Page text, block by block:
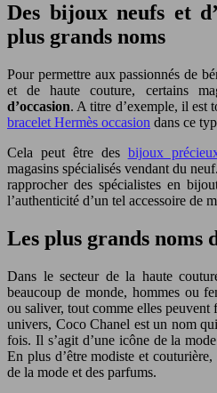
Des bijoux neufs et
plus grands noms
Pour permettre aux passionnés de
et de haute couture, certains
d’occasion. A titre d’exemple, il est
bracelet Hermès occasion dans ce
Cela peut être des bijoux
magasins spécialisés vendant du
rapprocher des spécialistes en
l’authenticité d’un tel accessoire de
Les plus grands noms
Dans le secteur de la haute
beaucoup de monde, hommes ou
ou saliver, tout comme elles peuvent
univers, Coco Chanel est un nom
fois. Il s’agit d’une icône de la
En plus d’être modiste et
de la mode et des parfums.